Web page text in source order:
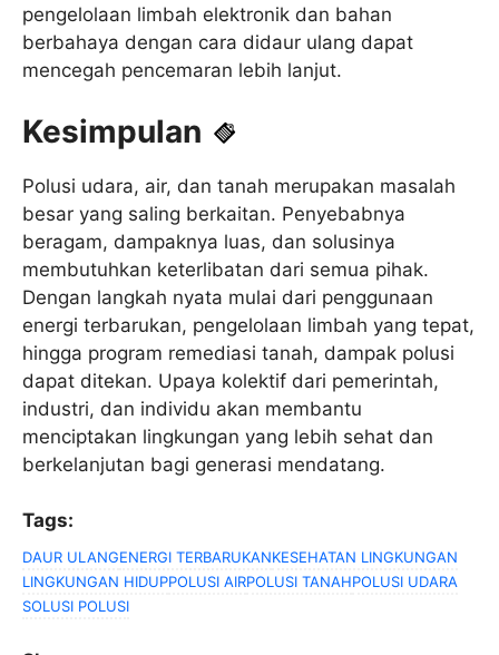
pengelolaan limbah elektronik dan bahan
berbahaya dengan cara didaur ulang dapat
mencegah pencemaran lebih lanjut.
Kesimpulan
Polusi udara, air, dan tanah merupakan masalah
besar yang saling berkaitan. Penyebabnya
beragam, dampaknya luas, dan solusinya
membutuhkan keterlibatan dari semua pihak.
Dengan langkah nyata mulai dari penggunaan
energi terbarukan, pengelolaan limbah yang tepat,
hingga program remediasi tanah, dampak polusi
dapat ditekan. Upaya kolektif dari pemerintah,
industri, dan individu akan membantu
menciptakan lingkungan yang lebih sehat dan
berkelanjutan bagi generasi mendatang.
Tags:
DAUR ULANGENERGI TERBARUKANKESEHATAN LINGKUNGAN
LINGKUNGAN HIDUPPOLUSI AIRPOLUSI TANAHPOLUSI UDARA
SOLUSI POLUSI